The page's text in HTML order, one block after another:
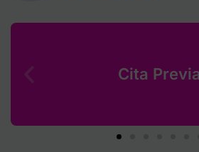
Cita Previa